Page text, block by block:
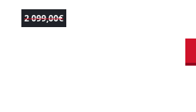
2 099,00€